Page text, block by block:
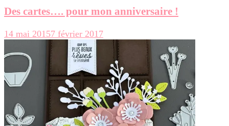
Des cartes…. pour mon anniversaire !
14 mai 20157 février 2017